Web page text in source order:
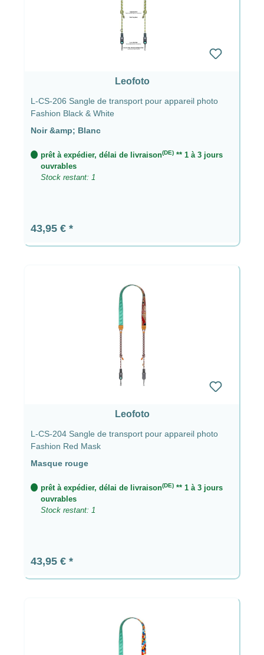
Leofoto
L-CS-206 Sangle de transport pour appareil photo
Fashion Black & White
Noir &amp; Blanc
prêt à expédier, délai de livraison(DE) ** 1 à 3 jours
ouvrables
Stock restant: 1
Prix régulier :
43,95 €
Leofoto
L-CS-204 Sangle de transport pour appareil photo
Fashion Red Mask
Masque rouge
prêt à expédier, délai de livraison(DE) ** 1 à 3 jours
ouvrables
Stock restant: 1
Prix régulier :
43,95 €